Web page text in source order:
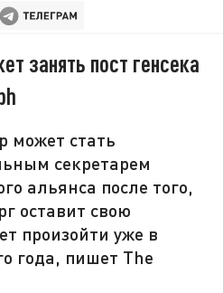
занять пост генсека
может стать
секретарем
альянса после того,
оставит свою
произойти уже в
года, пишет The